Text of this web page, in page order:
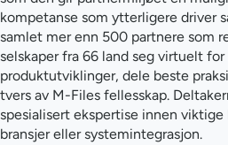
kompetanse som ytterligere driver
samlet mer enn 500 partnere som
selskaper fra 66 land seg virtuelt
produktutviklinger, dele beste
tvers av M-Files fellesskap.
spesialisert ekspertise innen
bransjer eller systemintegrasjon.